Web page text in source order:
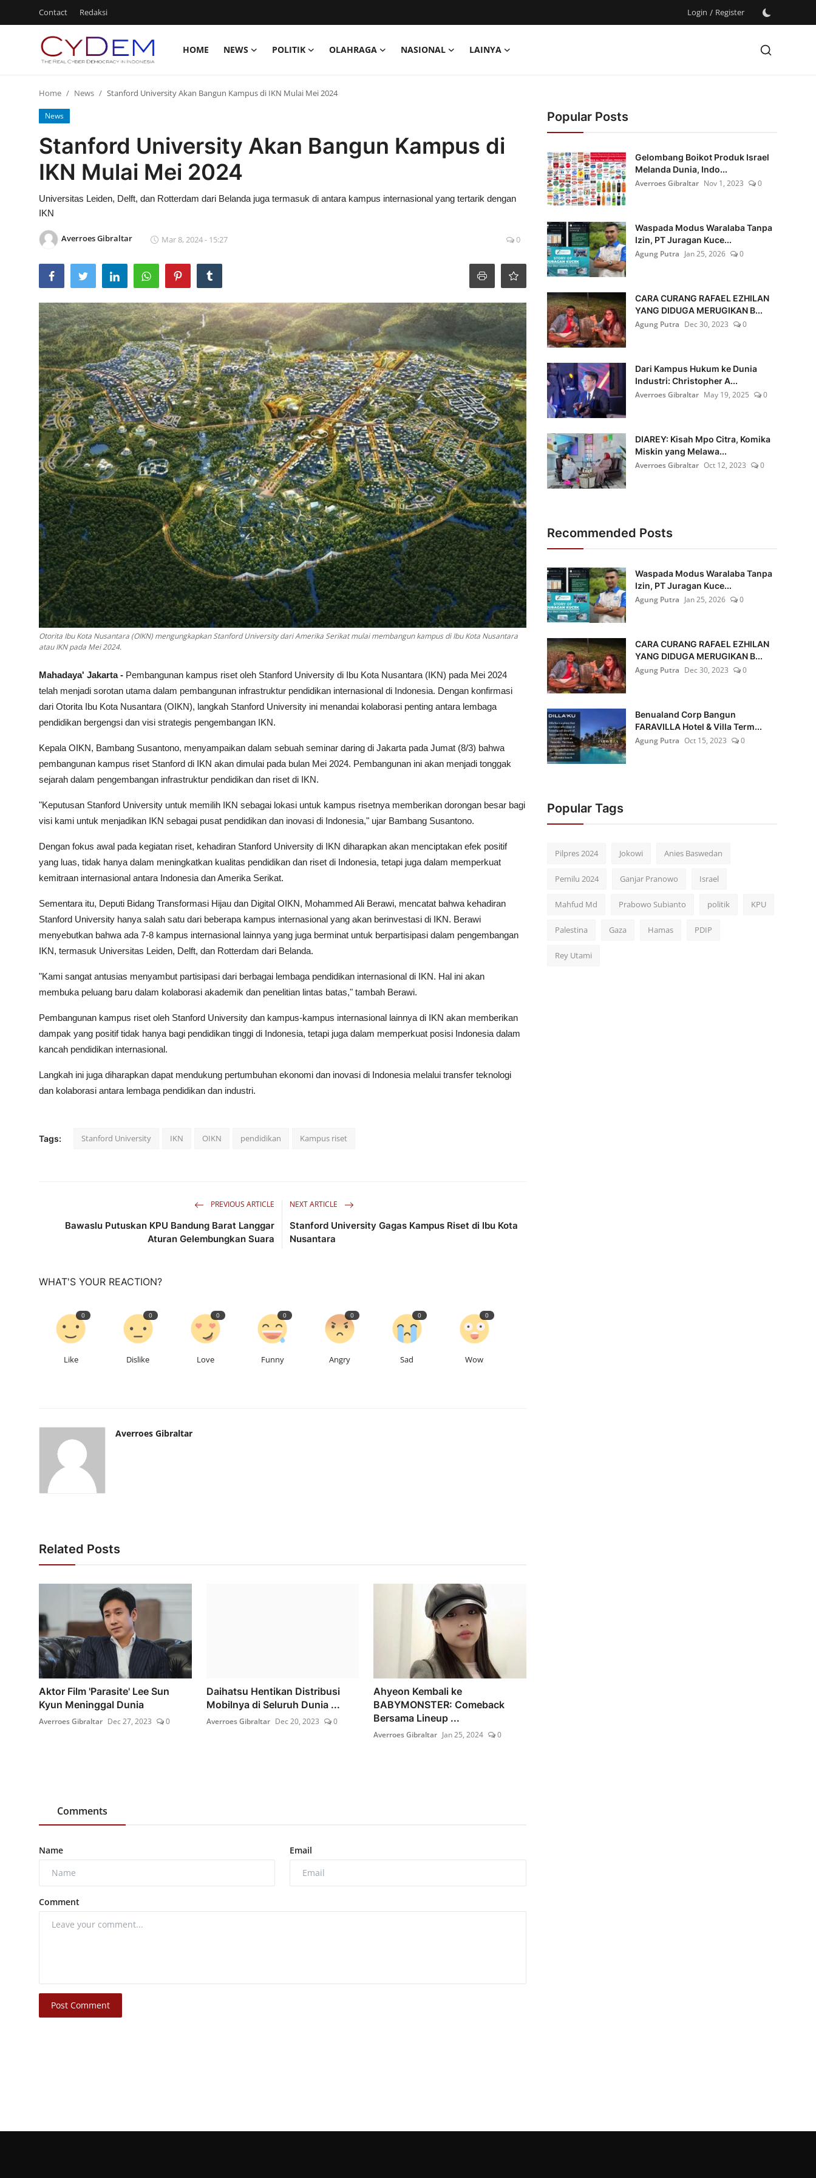
Contact Redaksi Login / Register
HOME NEWS POLITIK OLAHRAGA NASIONAL
LAINYA
Login
Register
Contact
Redaksi
Olahraga
Nasional
Home News Stanford University Akan Bangun Kampus di IKN Mulai Mei 2024
News
Stanford University Akan Bangun Kampus di
IKN Mulai Mei 2024
Universitas Leiden, Delft, dan Rotterdam dari Belanda juga termasuk di antara kampus internasional yang tertarik dengan
IKN
Averroes Gibraltar Mar 8, 2024 - 15:27 0
Otorita Ibu Kota Nusantara (OIKN) mengungkapkan Stanford University dari Amerika Serikat mulai membangun kampus di Ibu Kota Nusantara
atau IKN pada Mei 2024.
Mahadaya' Jakarta - Pembangunan kampus riset oleh Stanford University di Ibu Kota Nusantara (IKN) pada Mei 2024
telah menjadi sorotan utama dalam pembangunan infrastruktur pendidikan internasional di Indonesia. Dengan konfirmasi
dari Otorita Ibu Kota Nusantara (OIKN), langkah Stanford University ini menandai kolaborasi penting antara lembaga
pendidikan bergengsi dan visi strategis pengembangan IKN.
Kepala OIKN, Bambang Susantono, menyampaikan dalam sebuah seminar daring di Jakarta pada Jumat (8/3) bahwa
pembangunan kampus riset Stanford di IKN akan dimulai pada bulan Mei 2024. Pembangunan ini akan menjadi tonggak
sejarah dalam pengembangan infrastruktur pendidikan dan riset di IKN.
"Keputusan Stanford University untuk memilih IKN sebagai lokasi untuk kampus risetnya memberikan dorongan besar bagi
visi kami untuk menjadikan IKN sebagai pusat pendidikan dan inovasi di Indonesia," ujar Bambang Susantono.
Dengan fokus awal pada kegiatan riset, kehadiran Stanford University di IKN diharapkan akan menciptakan efek positif
yang luas, tidak hanya dalam meningkatkan kualitas pendidikan dan riset di Indonesia, tetapi juga dalam memperkuat
kemitraan internasional antara Indonesia dan Amerika Serikat.
Sementara itu, Deputi Bidang Transformasi Hijau dan Digital OIKN, Mohammed Ali Berawi, mencatat bahwa kehadiran
Stanford University hanya salah satu dari beberapa kampus internasional yang akan berinvestasi di IKN. Berawi
menyebutkan bahwa ada 7-8 kampus internasional lainnya yang juga berminat untuk berpartisipasi dalam pengembangan
IKN, termasuk Universitas Leiden, Delft, dan Rotterdam dari Belanda.
"Kami sangat antusias menyambut partisipasi dari berbagai lembaga pendidikan internasional di IKN. Hal ini akan
membuka peluang baru dalam kolaborasi akademik dan penelitian lintas batas," tambah Berawi.
Pembangunan kampus riset oleh Stanford University dan kampus-kampus internasional lainnya di IKN akan memberikan
dampak yang positif tidak hanya bagi pendidikan tinggi di Indonesia, tetapi juga dalam memperkuat posisi Indonesia dalam
kancah pendidikan internasional.
Langkah ini juga diharapkan dapat mendukung pertumbuhan ekonomi dan inovasi di Indonesia melalui transfer teknologi
dan kolaborasi antara lembaga pendidikan dan industri.
Tags: Stanford University IKN OIKN pendidikan Kampus riset
PREVIOUS ARTICLE
Bawaslu Putuskan KPU Bandung Barat Langgar
Aturan Gelembungkan Suara
NEXT ARTICLE
Stanford University Gagas Kampus Riset di Ibu Kota
Nusantara
WHAT'S YOUR REACTION?
0
Like
0
Dislike
0
Love
0
Funny
0
Angry
0
Sad
0
Wow
Averroes Gibraltar
Related Posts
Aktor Film 'Parasite' Lee Sun
Kyun Meninggal Dunia
Averroes Gibraltar Dec 27, 2023 0
Daihatsu Hentikan Distribusi
Mobilnya di Seluruh Dunia ...
Averroes Gibraltar Dec 20, 2023 0
Ahyeon Kembali ke
BABYMONSTER: Comeback
Bersama Lineup ...
Averroes Gibraltar Jan 25, 2024 0
Comments
Name Email
Comment
Post Comment
Popular Posts
Gelombang Boikot Produk Israel
Melanda Dunia, Indo...
Averroes Gibraltar Nov 1, 2023 0
Waspada Modus Waralaba Tanpa
Izin, PT Juragan Kuce...
Agung Putra Jan 25, 2026 0
CARA CURANG RAFAEL EZHILAN
YANG DIDUGA MERUGIKAN B...
Agung Putra Dec 30, 2023 0
Dari Kampus Hukum ke Dunia
Industri: Christopher A...
Averroes Gibraltar May 19, 2025 0
DIAREY: Kisah Mpo Citra, Komika
Miskin yang Melawa...
Averroes Gibraltar Oct 12, 2023 0
Recommended Posts
Waspada Modus Waralaba Tanpa
Izin, PT Juragan Kuce...
Agung Putra Jan 25, 2026 0
CARA CURANG RAFAEL EZHILAN
YANG DIDUGA MERUGIKAN B...
Agung Putra Dec 30, 2023 0
Benualand Corp Bangun
FARAVILLA Hotel & Villa Term...
Agung Putra Oct 15, 2023 0
Popular Tags
Pilpres 2024 Jokowi Anies Baswedan
Pemilu 2024 Ganjar Pranowo Israel
Mahfud Md Prabowo Subianto politik KPU
Palestina Gaza Hamas PDIP
Rey Utami